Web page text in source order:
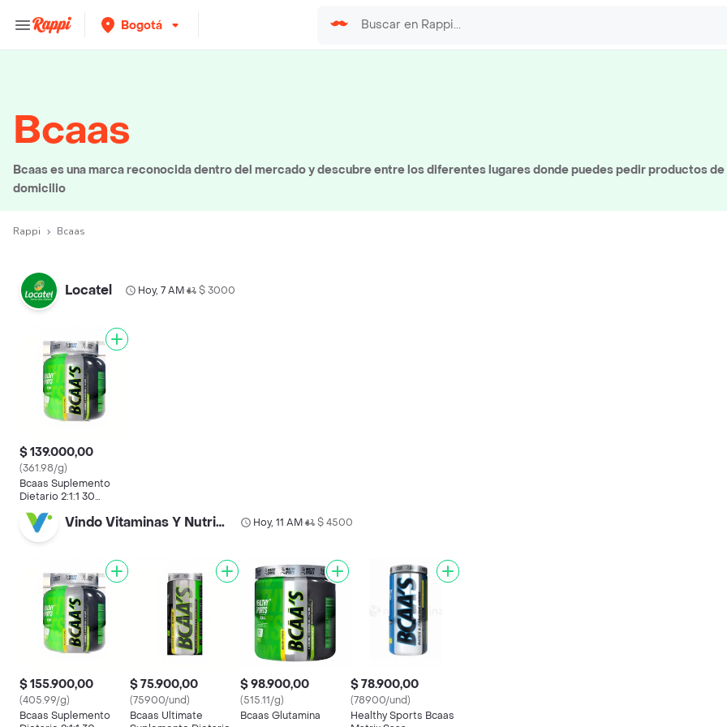
Bogotá
Bcaas
Bcaas es una marca reconocida dentro del mercado y descubre entre los diferentes lugares donde puedes pedir productos de
domicilio
Rappi Bcaas
Locatel Hoy, 7 AM• $ 3000
$ 139.000,00
(361.98/g)
Bcaas Suplemento
Dietario 2:1:1 30
Servicios
Vindo Vitaminas Y Nutrición Santa Ana Hoy, 11 AM• $ 4500
$ 155.900,00
(405.99/g)
Bcaas Suplemento
$ 75.900,00
(75900/und)
Bcaas Ultimate
$ 98.900,00
(515.11/g)
Bcaas Glutamina
$ 78.900,00
(78900/und)
Healthy Sports Bcaas